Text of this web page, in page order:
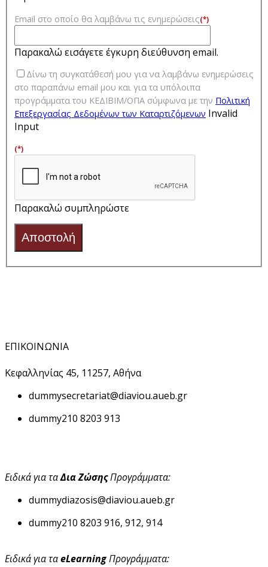
Email στο οποίο θα λαμβάνω τις ενημερώσεις(*)
Παρακαλώ εισάγετε έγκυρη διεύθυνση email.
Δίνω τη συγκατάθεσή μου για να λαμβάνω ενημερώσεις
στο παραπάνω email μου και για τα υπόλοιπα
προγράμματα του ΚΕΔΙΒΙΜ/ΟΠΑ σύμφωνα με την Πολιτική
Επεξεργασίας Δεδομένων των Kαταρτιζόμενων Invalid
Input
(*)
Παρακαλώ συμπληρώστε
Αποστολή
ΕΠΙΚΟΙΝΩΝΙΑ
Κεφαλληνίας 45, 11257, Αθήνα
dummysecretariat@diaviou.aueb.gr
dummy210 8203 913
Ειδικά για ταΔια ΖώσηςΠρογράμματα:
dummydiazosis@diaviou.aueb.gr
dummy210 8203 916, 912, 914
Ειδικά για ταeLearningΠρογράμματα: